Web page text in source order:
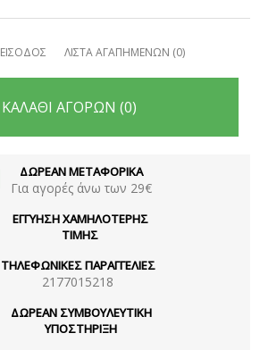
ΕΙΣΟΔΟΣ ΛΙΣΤΑ ΑΓΑΠΗΜΕΝΩΝ (0)
ΚΑΛΑΘΙ ΑΓΟΡΩΝ (0)
ΔΩΡΕΑΝ ΜΕΤΑΦΟΡΙΚΑ
Για αγορές άνω των 29€
ΕΓΓΥΗΣΗ ΧΑΜΗΛΟΤΕΡΗΣ
ΤΙΜΗΣ
ΤΗΛΕΦΩΝΙΚΕΣ ΠΑΡΑΓΓΕΛΙΕΣ
2177015218
ΔΩΡΕΑΝ ΣΥΜΒΟΥΛΕΥΤΙΚΗ
ΥΠΟΣΤΗΡΙΞΗ